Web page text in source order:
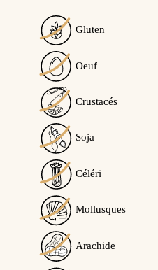
Voir
Avis soumis
Trier
Gluten
Oeuf
Crustacés
Soja
Céléri
Mollusques
Arachide